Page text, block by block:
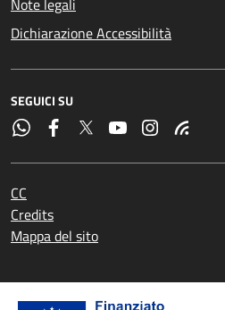
Note legali
Dichiarazione Accessibilità
SEGUICI SU
CC
Credits
Mappa del sito